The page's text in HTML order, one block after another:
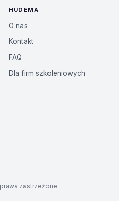
HUDEMA
O nas
Kontakt
FAQ
Dla firm szkoleniowych
zastrzeżone